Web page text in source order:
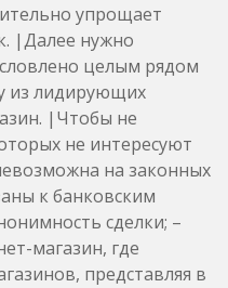
упрощает
|Далее нужно
целым рядом
из лидирующих
|Чтобы не
не интересуют
на законных
к банковским
сделки; –
магазин, где
представляя в